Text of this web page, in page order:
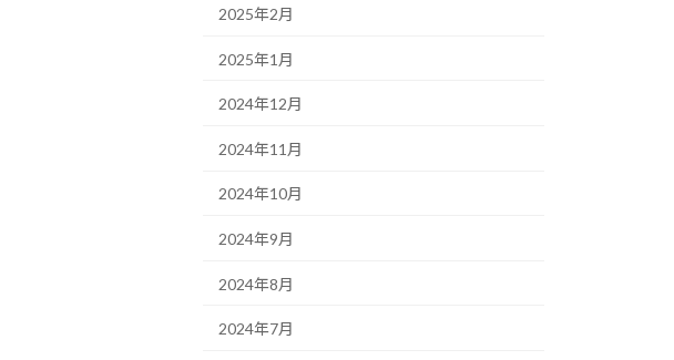
2025年2月
2025年1月
2024年12月
2024年11月
2024年10月
2024年9月
2024年8月
2024年7月